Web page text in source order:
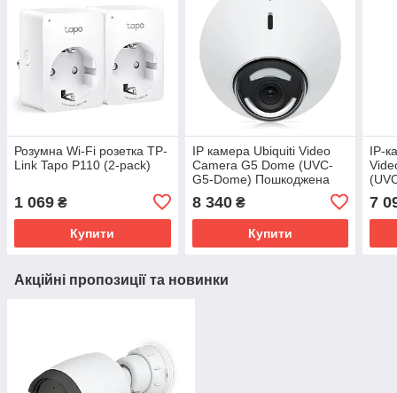
Розумна Wi-Fi розетка TP-
Link Tapo P110 (2-pack)
1 069 ₴
Купити
IP камера Ubiquiti Video
Camera G5 Dome (UVC-
G5-Dome) Пошкоджена
8 340₴
Купити
IP-
7
Акційні пропозиції та новинки